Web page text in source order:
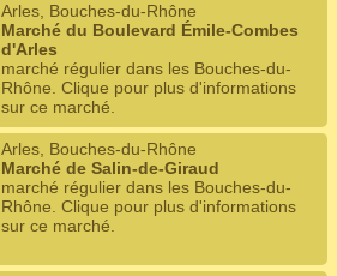
Arles, Bouches-du-Rhône
Marché du Boulevard Émile-Combes
d'Arles
marché régulier dans les Bouches-du-
Rhône. Clique pour plus d'informations
sur ce marché.
Arles, Bouches-du-Rhône
Marché de Salin-de-Giraud
marché régulier dans les Bouches-du-
Rhône. Clique pour plus d'informations
sur ce marché.